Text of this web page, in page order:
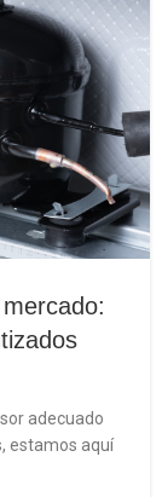
adecuado
estamos aquí